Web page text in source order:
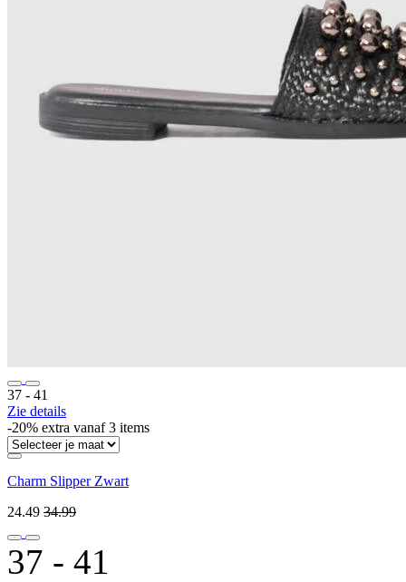
37 ‐ 41
Zie details
-20% extra vanaf 3 items
Charm Slipper Zwart
24.49 34.99
37 ‐ 41